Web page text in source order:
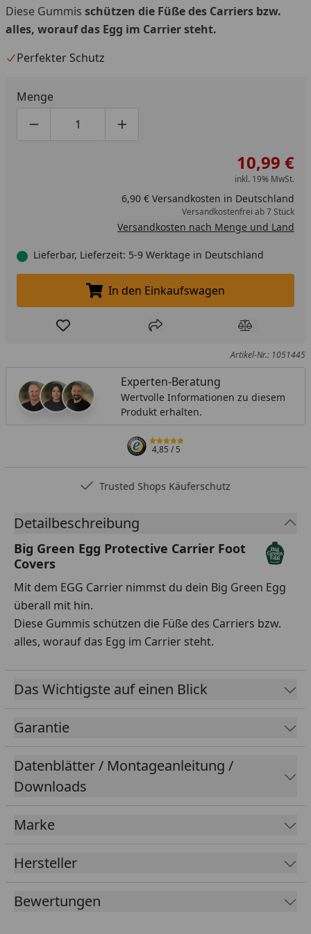
Diese Gummis schützen die Füße des Carriers bzw.
alles, worauf das Egg im Carrier steht.
Perfekter Schutz
Menge
Produktmenge um eins verringern
Produktmenge manuell eingeben
Produktmenge um eins erhöhen
10,99 €
inkl. 19% MwSt.
6,90 € Versandkosten in Deutschland
Versandkostenfrei ab 7 Stück
Versandkosten nach Menge und Land
Lieferbar, Lieferzeit: 5-9 Werktage in Deutschland
In den Einkaufswagen legen
In den Einkaufswagen
Produkt zur Wunschliste hinzufügen
Teilen Produkt
Artikel-Nr.: 1051445
Experten-Beratung
Wertvolle Informationen zu diesem
Produkt erhalten.
4,85/ 5
Trusted Shops Käuferschutz
Detailbeschreibung
Big Green Egg Protective Carrier Foot
Covers
Mit dem EGG Carrier nimmst du dein Big Green Egg
überall mit hin.
Diese Gummis schützen die Füße des Carriers bzw.
alles, worauf das Egg im Carrier steht.
Das Wichtigste auf einen Blick
Garantie
Datenblätter / Montageanleitung /
Downloads
Marke
Hersteller
Bewertungen